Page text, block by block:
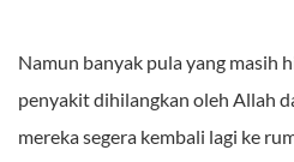
Namun banyak pula yang masih
penyakit dihilangkan oleh Allah
mereka segera kembali lagi ke